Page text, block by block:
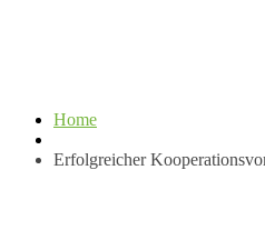
Home
Erfolgreicher